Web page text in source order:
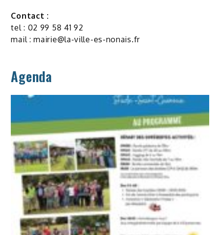
Contact :
tel : 02 99 58 41 92
mail :mairie@la-ville-es-nonais.fr
Agenda